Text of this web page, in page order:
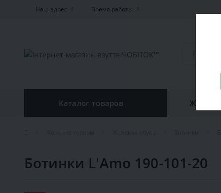
Наш адрес Время работы
Каталог товаров
Ботинки L'Amo 190-101-20